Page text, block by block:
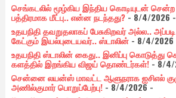
செங்கடலில் மூழ்கிய இந்திய கொடியுடன்
பத்திரமாக மீட்பு.. என்ன நடந்தது?- 8/4/2026-
உதயநிதி தவறுதலாகப் பேசுகிறவர் அல்ல..
கேட்கும் இயல்புடையவர்.. ஸ்டாலின்- 8/4/2026
உதயநிதி ஸ்டாலின் கைது.. இனிப்பு
களத்தில் இறங்கிய விஜய் தொண்டர்கள்!- 8/4/
சென்னை லயன்ஸ் மாவட்ட ஆளுநராக ஐசிஎல்
அணில்குமார் பொறுப்பேற்பு!- 8/4/2026-